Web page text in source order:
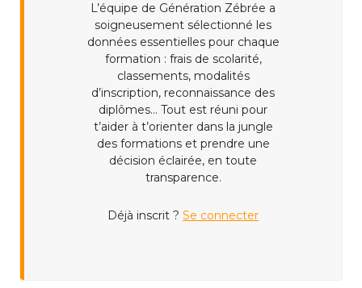
L’équipe de Génération Zébrée a
soigneusement sélectionné les
données essentielles pour chaque
formation : frais de scolarité,
classements, modalités
d’inscription, reconnaissance des
diplômes... Tout est réuni pour
t’aider à t’orienter dans la jungle
des formations et prendre une
décision éclairée, en toute
transparence.
Déjà inscrit ? Se connecter